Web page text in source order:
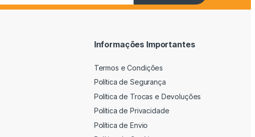
Informações Importantes
Termos e Condições
Política de Segurança
Política de Trocas e Devoluções
Política de Privacidade
Política de Envio